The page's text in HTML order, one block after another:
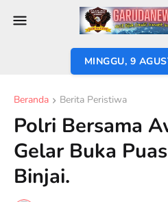
MINGGU, 9
Beranda Berita Peristiwa
Polri Bersama
Gelar Buka
Binjai.